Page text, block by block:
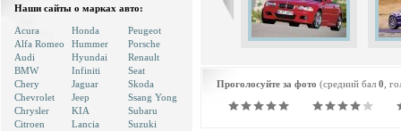
Наши сайты о марках авто:
Acura
Alfa Romeo
Audi
BMW
Chery
Chevrolet
Chrysler
Citroen
Honda
Hummer
Hyundai
Infiniti
Jaguar
Jeep
KIA
Lancia
Peugeot
Porsche
Renault
Seat
Skoda
Ssang Yong
Subaru
Suzuki
Проголосуйте за фото (средний бал 0 ,